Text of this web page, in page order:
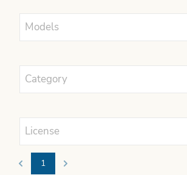
Models
Category
License
Previous
1 Next